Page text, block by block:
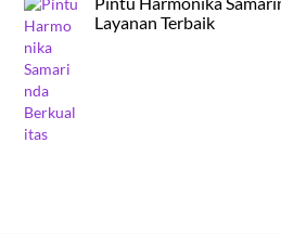
Layanan Terbaik